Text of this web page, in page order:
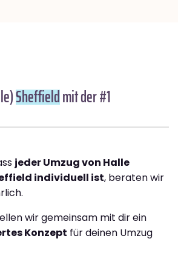
Sheffieldmit der #1
jeder Umzug von Halle
individuell ist, beraten wir
wir gemeinsam mit dir ein
Konzept für deinen Umzug